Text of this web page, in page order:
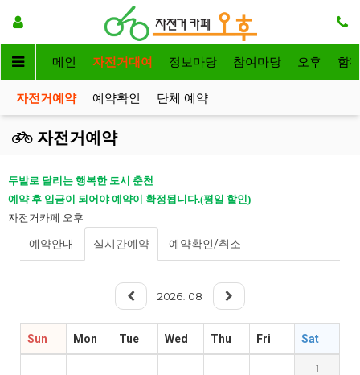
메인 자전거대여 정보마당 참여마당 오후 함
자전거예약 예약확인 단체 예약
자전거예약
두발로 달리는 행복한 도시 춘천
예약 후 입금이 되어야 예약이 확정됩니다.(평일 할인)
자전거카페 오후
예약안내 실시간예약 예약확인/취소
2026 08
Sun Mon Tue Wed Thu Fri Sat
1